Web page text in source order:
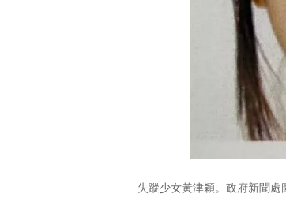
失蹤少女黃津穎。政府新聞處